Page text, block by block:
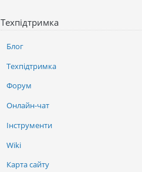
Техпідтримка
Блог
Техпідтримка
Форум
Онлайн-чат
Інструменти
Wiki
Карта сайту